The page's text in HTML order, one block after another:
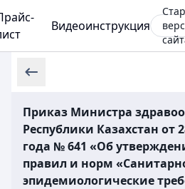
Видеоинструкция
Приказ Министра
Республики Казахстан от
года № 641 «Об
правил и норм
эпидемиологические